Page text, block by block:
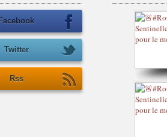
Facebook
Twitter
Rss